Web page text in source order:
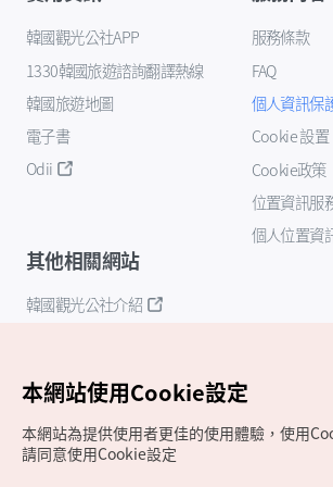
韓國觀光公社APP
1330韓國旅遊諮詢翻譯熱線
韓國旅遊地圖
電子書
Odii
服務條款
FAQ
個人資訊保
Cookie 設置
Cookie政策
位置資訊服
個人位置資
其他相關網站
韓國觀光公社介紹
本網站使用Cookie設定
本網站為提供使用者更佳的使用體驗，使用
請同意使用Cookie設定